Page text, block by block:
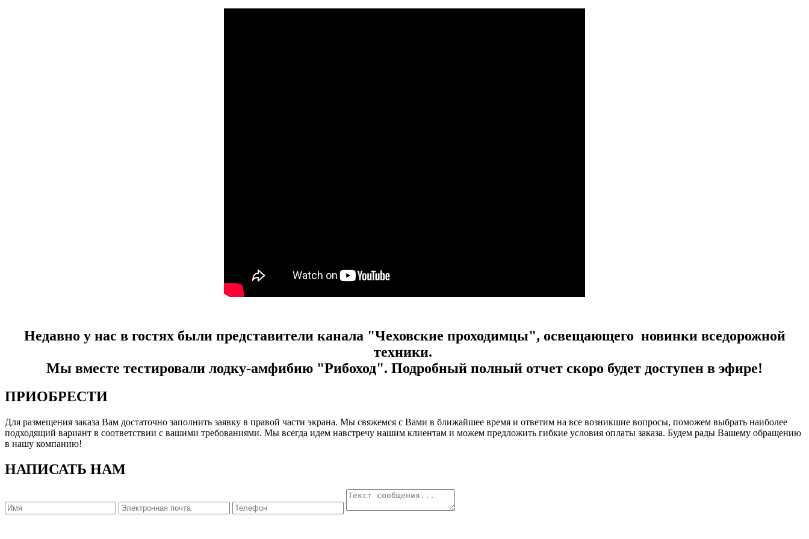
Недавно у нас в гостях были представители канала "Чеховские проходимцы", освещающего новинки вседорожной
техники.
Мы вместе тестировали лодку-амфибию "Рибоход". Подробный полный отчет скоро будет доступен в эфире!
ПРИОБРЕСТИ
Для размещения заказа Вам достаточно заполнить заявку в правой части экрана. Мы свяжемся с Вами в ближайшее время и ответим на все возникшие вопросы, поможем выбрать наиболее
подходящий вариант в соответствии с вашими требованиями. Мы всегда идем навстречу нашим клиентам и можем предложить гибкие условия оплаты заказа. Будем рады Вашему обращению
в нашу компанию!
НАПИСАТЬ НАМ